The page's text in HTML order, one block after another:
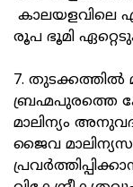
കാലയളവിലെ
രൂപ ഭൂമി
7. തുടക്കത്തില്‍
ബ്രഹ്മപുരത്തെ
മാലിന്യം
ജൈവ